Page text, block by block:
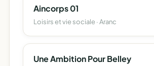
Aincorps 01
Loisirs et vie sociale · Aranc
Une Ambition Pour Belley